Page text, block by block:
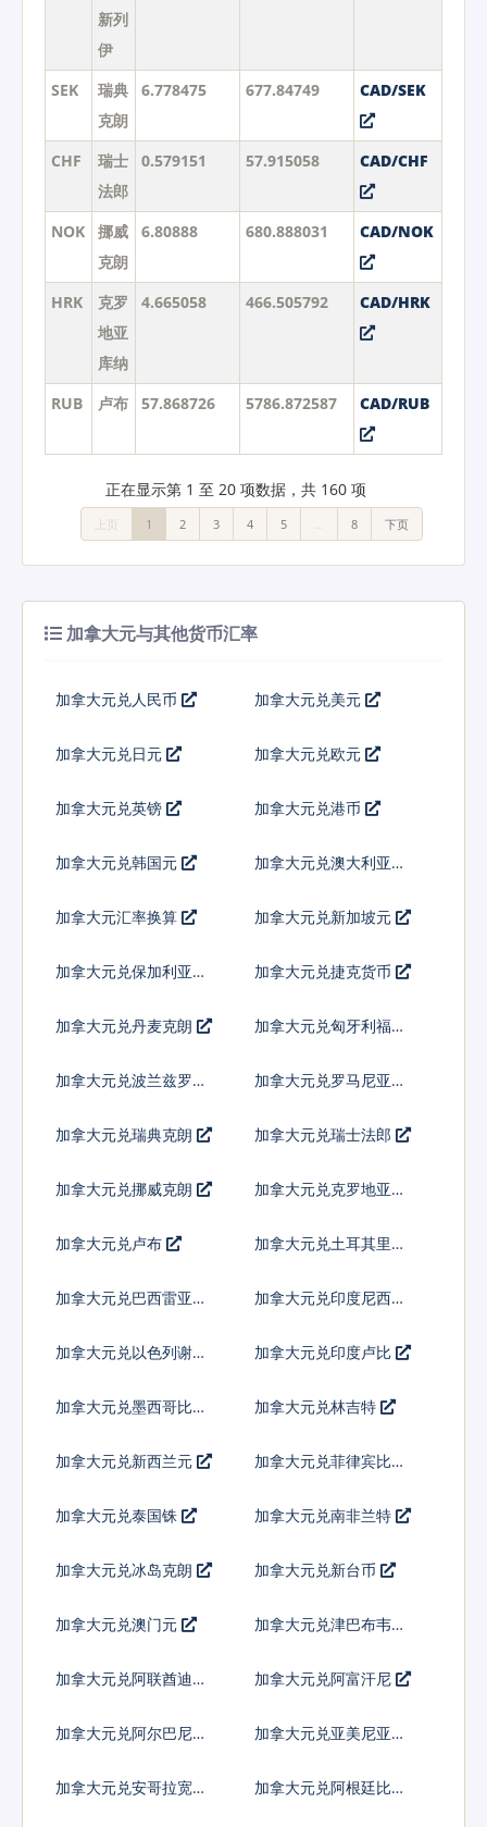
新列
伊
SEK
瑞典
克朗
6.778475 677.84749 CAD/SEK
CHF
瑞士
法郎
0.579151 57.915058 CAD/CHF
NOK
挪威
克朗
6.80888 680.888031 CAD/NOK
HRK
克罗
地亚
库纳
4.665058 466.505792 CAD/HRK
RUB 卢布 57.868726 5786.872587 CAD/RUB
正在显示第 1 至 20 项数据，共 160 项
上页 1 2 3 4 5 8 下页
加拿大元与其他货币汇率
加拿大元兑人民币 加拿大元兑美元
加拿大元兑日元 加拿大元兑欧元
加拿大元兑英镑 加拿大元兑港币
加拿大元兑韩国元 加拿大元兑澳大利亚元
加拿大元汇率换算 加拿大元兑新加坡元
加拿大元兑保加利亚列
加拿大元兑捷克货币
加拿大元兑丹麦克朗 加拿大元兑匈牙利福林
加拿大元兑波兰兹罗提
加拿大元兑罗马尼亚新
加拿大元兑瑞典克朗 加拿大元兑瑞士法郎
加拿大元兑挪威克朗
加拿大元兑克罗地亚库
加拿大元兑卢布 加拿大元兑土耳其里拉
加拿大元兑巴西雷亚尔
加拿大元兑印度尼西亚
加拿大元兑以色列谢克
加拿大元兑印度卢比
加拿大元兑墨西哥比索 加拿大元兑林吉特
加拿大元兑新西兰元 加拿大元兑菲律宾比索
加拿大元兑泰国铢 加拿大元兑南非兰特
加拿大元兑冰岛克朗 加拿大元兑新台币
加拿大元兑澳门元 加拿大元兑津巴布韦币
加拿大元兑阿联酋迪拉
加拿大元兑阿富汗尼
加拿大元兑阿尔巴尼亚
加拿大元兑亚美尼亚德
加拿大元兑安哥拉宽扎 加拿大元兑阿根廷比索